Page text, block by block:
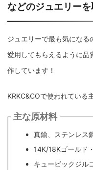
などのジュエリー
ジュエリーで最も気になる
愛用してもらえるように品
作しています！
KRKC&COで使われている
主な原材料
真鍮、ステンレス
14K/18Kゴールド
キュービックジル